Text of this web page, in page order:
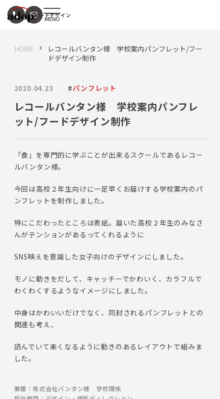
フードデザイン
HOME
レコールバンタン様 学校案内パンフレット/フー
ドデザイン制作
2020.04.23 #パンフレット
レコールバンタン様 学校案内パンフレ
ット/フードデザイン制作
「食」を専門的に学ぶことが出来るスクールであるレコー
ルバンタン様。
今回は高校２年生向けに一足早くお届けする学校案内のパ
ンフレットを制作しました。
特にこだわったところは表紙。届いた高校２年生のみなさ
んがテンションがあるってくれるように
SNS映えを意識した女子向けのデザインにしました。
モノに動きをだして、キャッチーでかわいく、カラフルで
わくわくするようなイメージにしました。
中身はかわいいだけでなく、同封されるパンフレットとの
関連も考え、
読んでいて楽くなるように動きのあるレイアウトで組みま
した。
業種：株式会社バンタン様 学校関係